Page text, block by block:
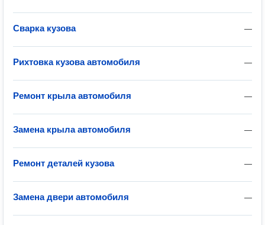
—
Сварка кузова
—
Рихтовка кузова автомобиля
—
Ремонт крыла автомобиля
—
Замена крыла автомобиля
—
Ремонт деталей кузова
—
Замена двери автомобиля